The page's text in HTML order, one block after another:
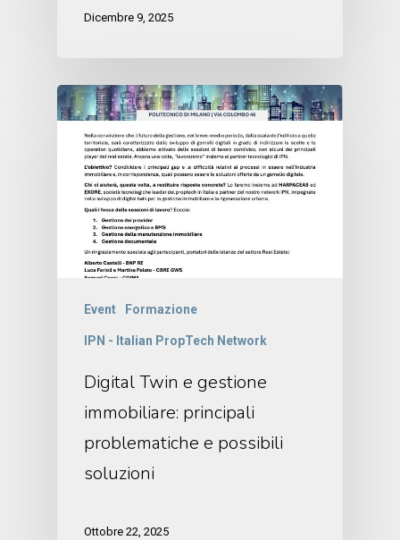
Dicembre 9, 2025
Event Formazione
IPN - Italian PropTech Network
Digital Twin e gestione
immobiliare: principali
problematiche e possibili
soluzioni
Ottobre 22, 2025